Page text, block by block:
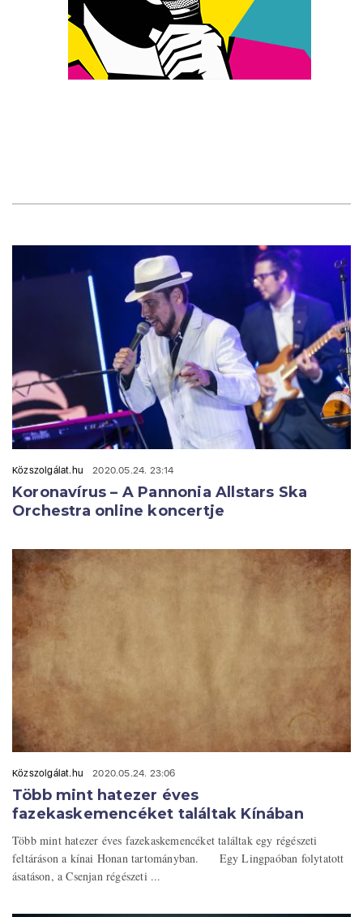
Közszolgálat.hu 2020.05.24. 23:14
Koronavírus – A Pannonia Allstars Ska
Orchestra online koncertje
Közszolgálat.hu 2020.05.24. 23:06
Több mint hatezer éves
fazekaskemencéket találtak Kínában
Több mint hatezer éves fazekaskemencéket találtak egy régészeti
feltáráson a kínai Honan tartományban. Egy Lingpaóban folytatott
ásatáson, a Csenjan régészeti ...